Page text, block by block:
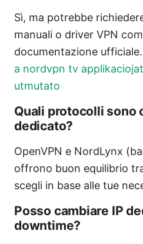
Sì, ma potrebbe
manuali o driver VPN
documentazione ufficiale.
a nordvpn tv
utmutato
Quali protocolli sono
dedicato?
OpenVPN e NordLynx
offrono buon equilibrio
scegli in base alle tue
Posso cambiare IP
downtime?